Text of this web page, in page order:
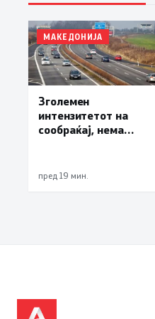
МАКЕДОНИЈА
Зголемен
интензитетот на
сообраќај, нема
и излез од државата
пред 19 мин.